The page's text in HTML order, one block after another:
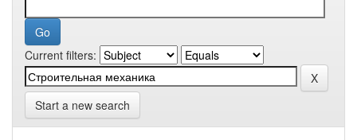
Current filters:
Start a new search